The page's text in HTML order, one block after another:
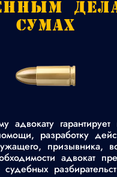
СУМАХ
адвокату гарантирует
разработку
призывника,
адвокат